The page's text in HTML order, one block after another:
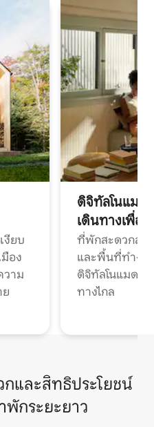
งียบ
อง
วาม
ดิจิทัลโนแมด
เดินทางเพื่อ
ที่พักสะดวกสบ
และพื้นที่ทำงา
ดิจิทัลโนแมดแ
ทางไกล
และสิทธิประโยชน์
พักระยะยาว